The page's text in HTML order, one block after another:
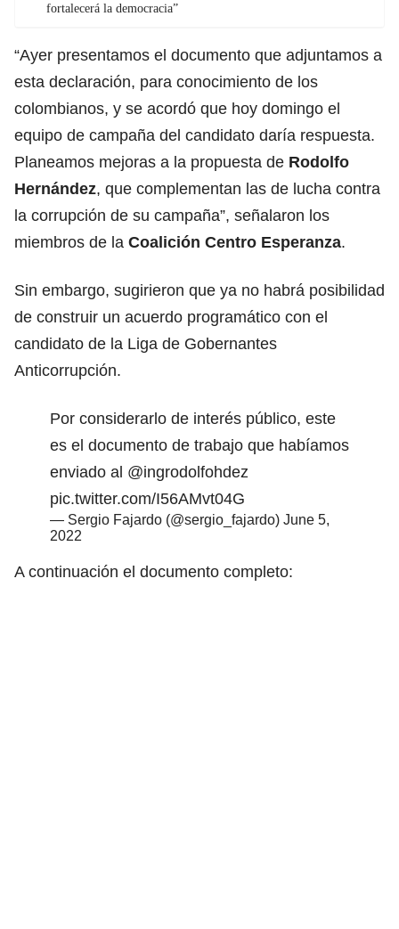
fortalecerá la democracia”
“Ayer presentamos el documento que adjuntamos a
esta declaración, para conocimiento de los
colombianos, y se acordó que hoy domingo el
equipo de campaña del candidato daría respuesta.
Planeamos mejoras a la propuesta de Rodolfo
Hernández, que complementan las de lucha contra
la corrupción de su campaña”, señalaron los
miembros de la Coalición Centro Esperanza.
Sin embargo, sugirieron que ya no habrá posibilidad
de construir un acuerdo programático con el
candidato de la Liga de Gobernantes
Anticorrupción.
Por considerarlo de interés público, este
es el documento de trabajo que habíamos
enviado al @ingrodolfohdez
pic.twitter.com/I56AMvt04G
— Sergio Fajardo (@sergio_fajardo) June 5,
2022
A continuación el documento completo: